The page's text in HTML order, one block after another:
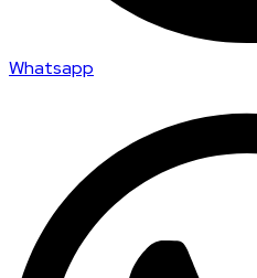
Whatsapp